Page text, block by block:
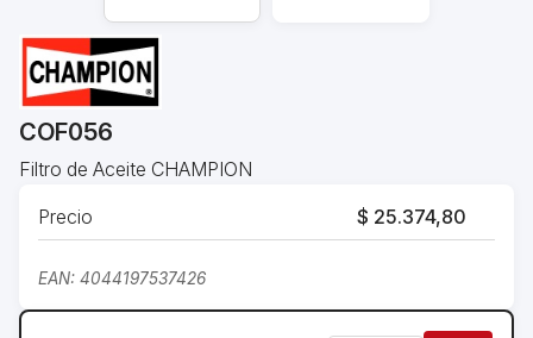
COF056
Filtro de Aceite CHAMPION
Precio
$ 25.374,80
EAN: 4044197537426